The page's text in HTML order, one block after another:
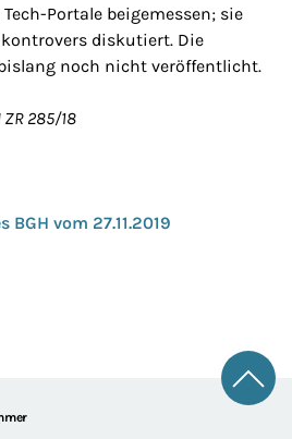
Portale beigemessen; sie
diskutiert. Die
noch nicht veröffentlicht.
ZR 285/18
vom 27.11.2019